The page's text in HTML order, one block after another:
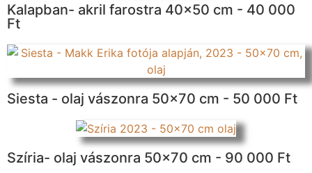
Kalapban- akril farostra 40x50 cm - 40 000
Ft
Siesta - olaj vászonra 50x70 cm - 50 000 Ft
Szíria- olaj vászonra 50x70 cm - 90 000 Ft